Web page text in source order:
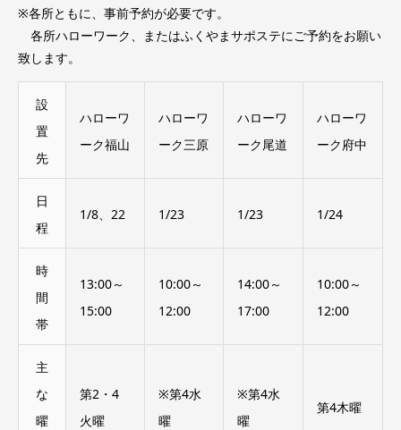
※各所ともに、事前予約が必要です。
各所ハローワーク、またはふくやまサポステにご予約をお願い
致します。
設
置
先
ハローワ
ーク福山
ハローワ
ーク三原
ハローワ
ーク尾道
ハローワ
ーク府中
日
程
1/8、22 1/23 1/23 1/24
時
間
帯
13:00～
15:00
10:00～
12:00
14:00～
17:00
10:00～
12:00
主
な
曜
第2・4
火曜
※第4水
曜
※第4水
曜
第4木曜